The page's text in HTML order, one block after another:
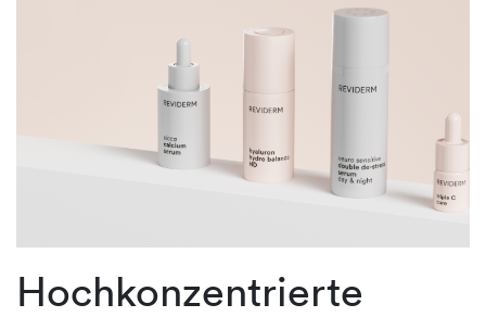
Hochkonzentrierte